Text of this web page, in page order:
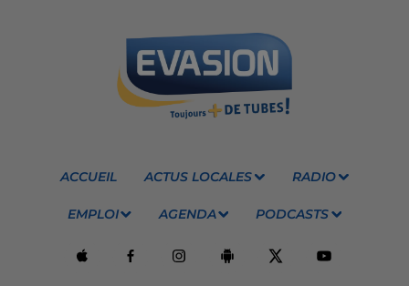
ACCUEIL ACTUS LOCALES RADIO
EMPLOI AGENDA PODCASTS